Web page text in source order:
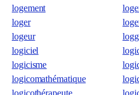
logement
loger
logeur
logiciel
logicisme
logicomathématique
logicothérapeute